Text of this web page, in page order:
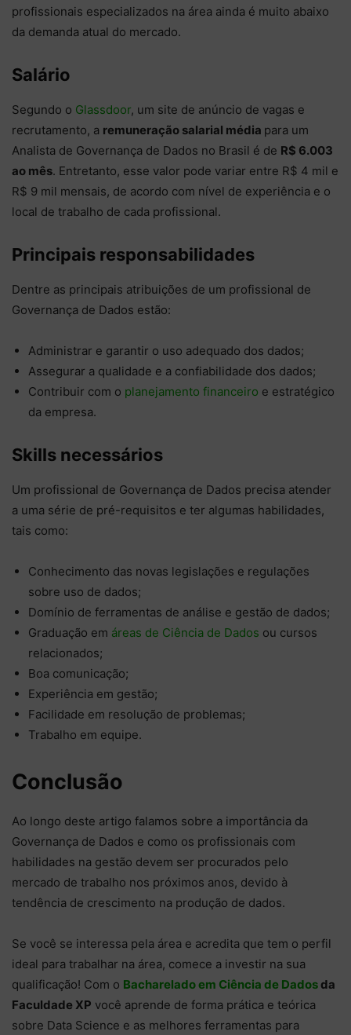
profissionais especializados na área ainda é muito abaixo
da demanda atual do mercado.
Salário
Segundo o Glassdoor, um site de anúncio de vagas e
recrutamento, a remuneração salarial média para um
Analista de Governança de Dados no Brasil é de R$ 6.003
ao mês. Entretanto, esse valor pode variar entre R$ 4 mil e
R$ 9 mil mensais, de acordo com nível de experiência e o
local de trabalho de cada profissional.
Principais responsabilidades
Dentre as principais atribuições de um profissional de
Governança de Dados estão:
Administrar e garantir o uso adequado dos dados;
Assegurar a qualidade e a confiabilidade dos dados;
Contribuir com o planejamento financeiro e estratégico
da empresa.
Skills necessários
Um profissional de Governança de Dados precisa atender
a uma série de pré-requisitos e ter algumas habilidades,
tais como:
Conhecimento das novas legislações e regulações
sobre uso de dados;
Domínio de ferramentas de análise e gestão de dados;
Graduação em áreas de Ciência de Dados ou cursos
relacionados;
Boa comunicação;
Experiência em gestão;
Facilidade em resolução de problemas;
Trabalho em equipe.
Conclusão
Ao longo deste artigo falamos sobre a importância da
Governança de Dados e como os profissionais com
habilidades na gestão devem ser procurados pelo
mercado de trabalho nos próximos anos, devido à
tendência de crescimento na produção de dados.
Se você se interessa pela área e acredita que tem o perfil
ideal para trabalhar na área, comece a investir na sua
qualificação! Com o Bacharelado em Ciência de Dados da
Faculdade XP você aprende de forma prática e teórica
sobre Data Science e as melhores ferramentas para